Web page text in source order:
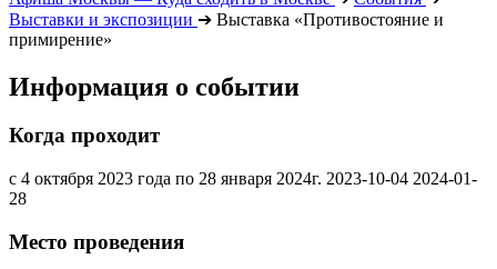
Выставки и экспозиции ➔ Выставка «Противостояние и
примирение»
Информация о событии
Когда проходит
с 4 октября 2023 года по 28 января 2024г. 2023-10-04 2024-01-
28
Место проведения